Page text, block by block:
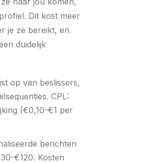
Dit kost meer
je ze bereikt, en
duidelijk
op van beslissers,
CPL:
(€0,10-€1 per
berichten
€120. Kosten